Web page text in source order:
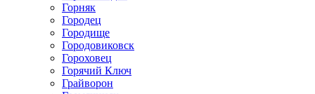
Горняк
Городец
Городище
Городовиковск
Гороховец
Горячий Ключ
Грайворон